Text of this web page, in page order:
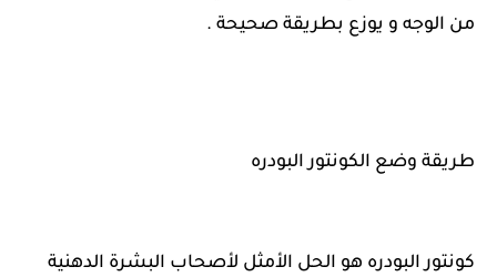
من الوجه و يوزع بطريقة صحيحة .
طريقة وضع الكونتور البودره
كونتور البودره هو الحل الأمثل لأصحاب البشرة الدهنية